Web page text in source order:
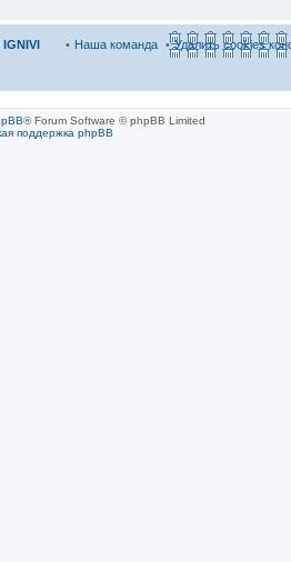
Удалить cookies
Наша команда
® Forum Software © phpBB Limited
поддержка phpBB